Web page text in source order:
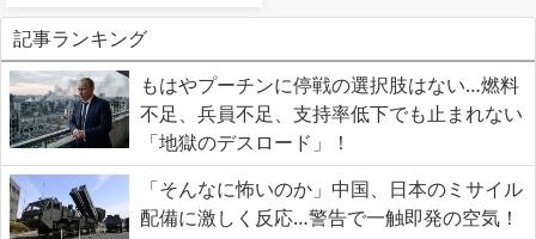
記事ランキング
もはやプーチンに停戦の選択肢はない…燃料
不足、兵員不足、支持率低下でも止まれない
「地獄のデスロード」！
「そんなに怖いのか」中国、日本のミサイル
配備に激しく反応…警告で一触即発の空気！